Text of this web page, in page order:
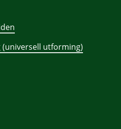
utforming)